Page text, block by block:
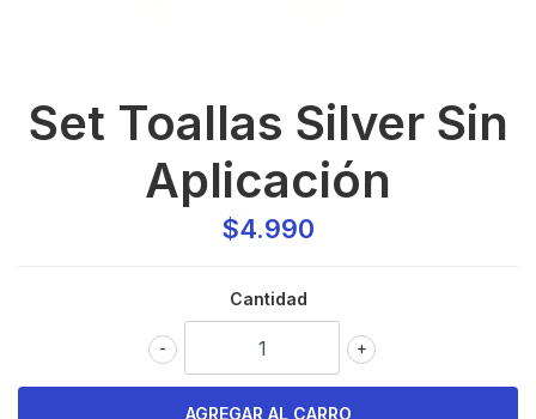
Set Toallas Silver Sin
Aplicación
$4.990
Cantidad
+
-